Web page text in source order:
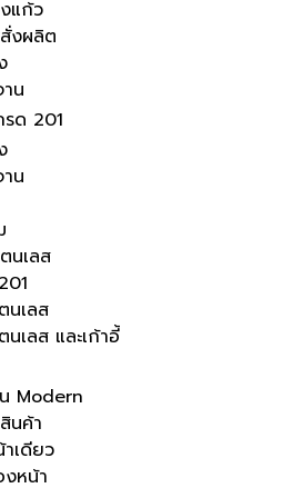
แก้ว
งผลิต
น
รด 201
น
นเลส
นเลส
นเลส และเก้าอี้
Modern
นค้า
เดียว
งหน้า